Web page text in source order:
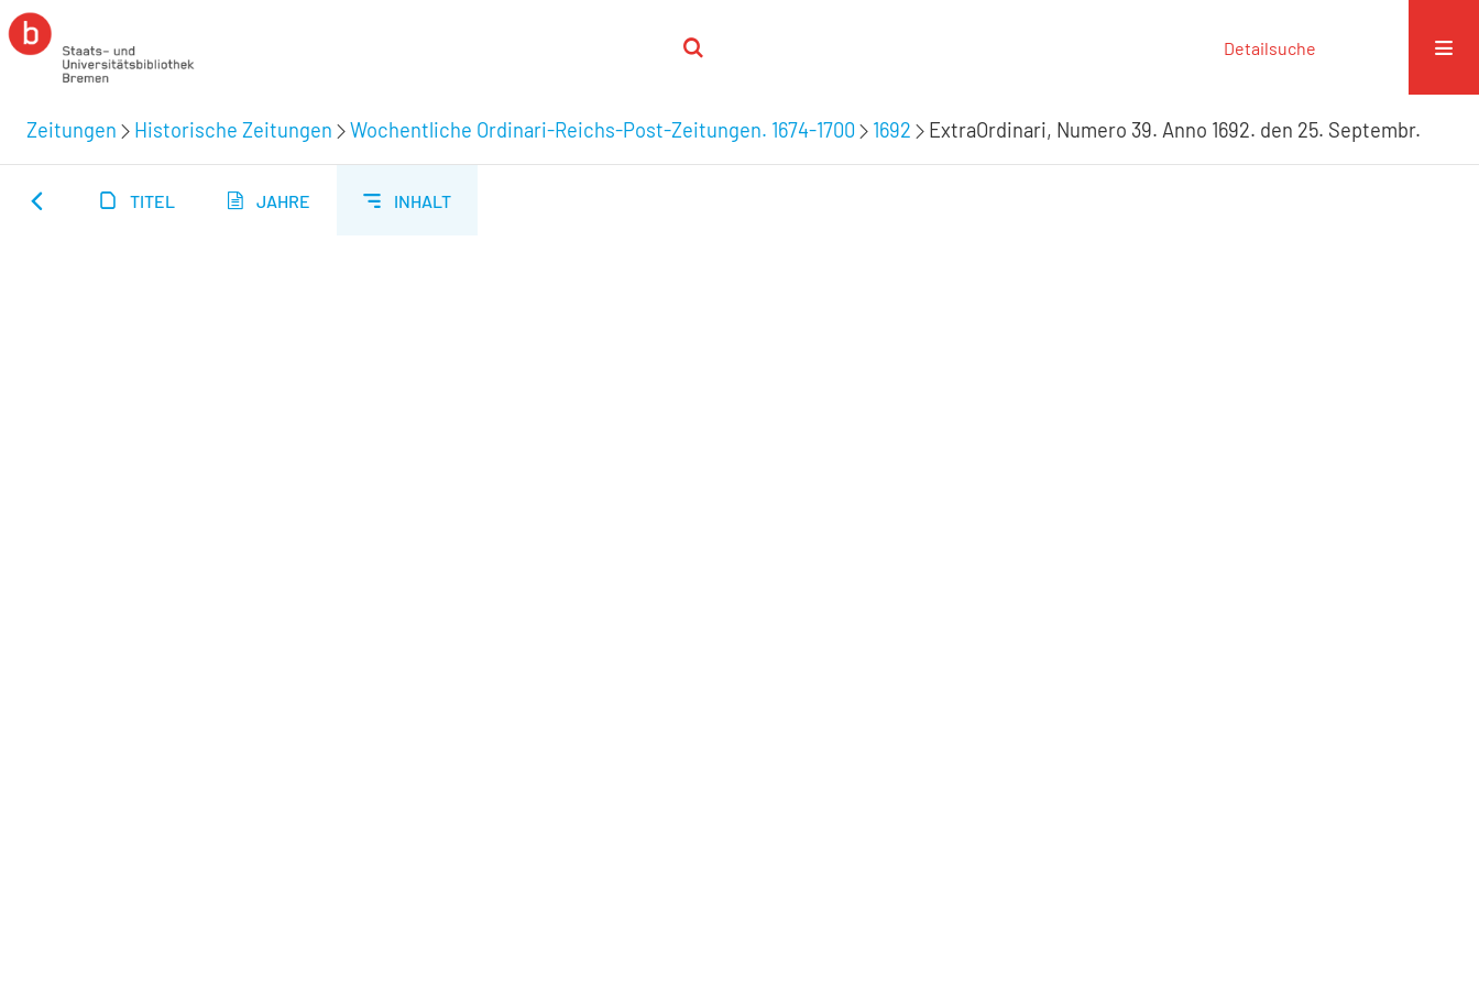
Detailsuche
Zeitungen Historische Zeitungen Wochentliche Ordinari-Reichs-Post-Zeitungen. 1674-1700 1692 ExtraOrdinari, Numero 39. Anno 1692. den 25. Septembr.
TITEL JAHRE INHALT